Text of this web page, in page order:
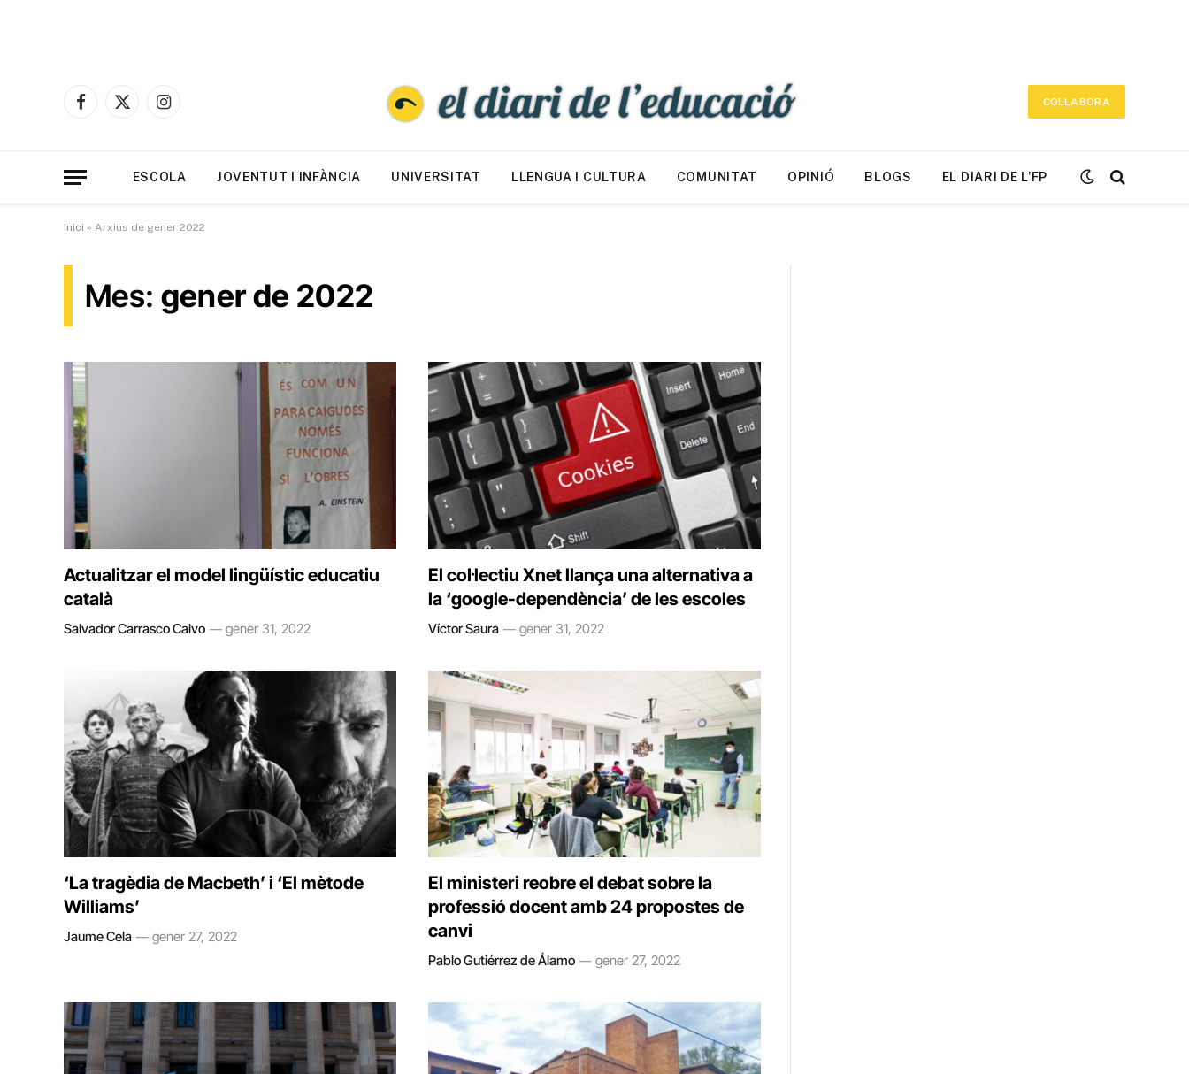
Facebook
X
Instagram
COL·LABORA
ESCOLA JOVENTUT I INFÀNCIA UNIVERSITAT LLENGUA I CULTURA COMUNITAT OPINIÓ BLOGS EL DIARI DE L’FP
Inici » Arxius de gener 2022
Mes: gener de 2022
Actualitzar el model lingüístic educatiu
català
Salvador Carrasco Calvo gener 31, 2022
El col·lectiu Xnet llança una alternativa a
la ‘google-dependència’ de les escoles
Víctor Saura gener 31, 2022
‘La tragèdia de Macbeth’ i ‘El mètode
Williams’
Jaume Cela gener 27, 2022
El ministeri reobre el debat sobre la
professió docent amb 24 propostes de
canvi
Pablo Gutiérrez de Álamo gener 27, 2022